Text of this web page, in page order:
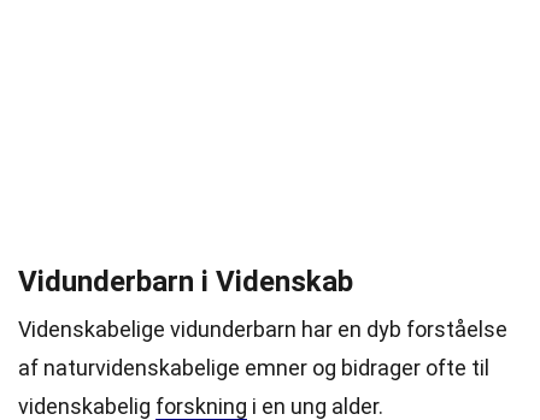
Vidunderbarn i Videnskab
Videnskabelige vidunderbarn har en dyb forståelse
af naturvidenskabelige emner og bidrager ofte til
videnskabelig forskning i en ung alder.